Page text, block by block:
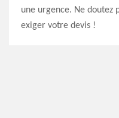
une urgence. Ne doutez
exiger votre devis !